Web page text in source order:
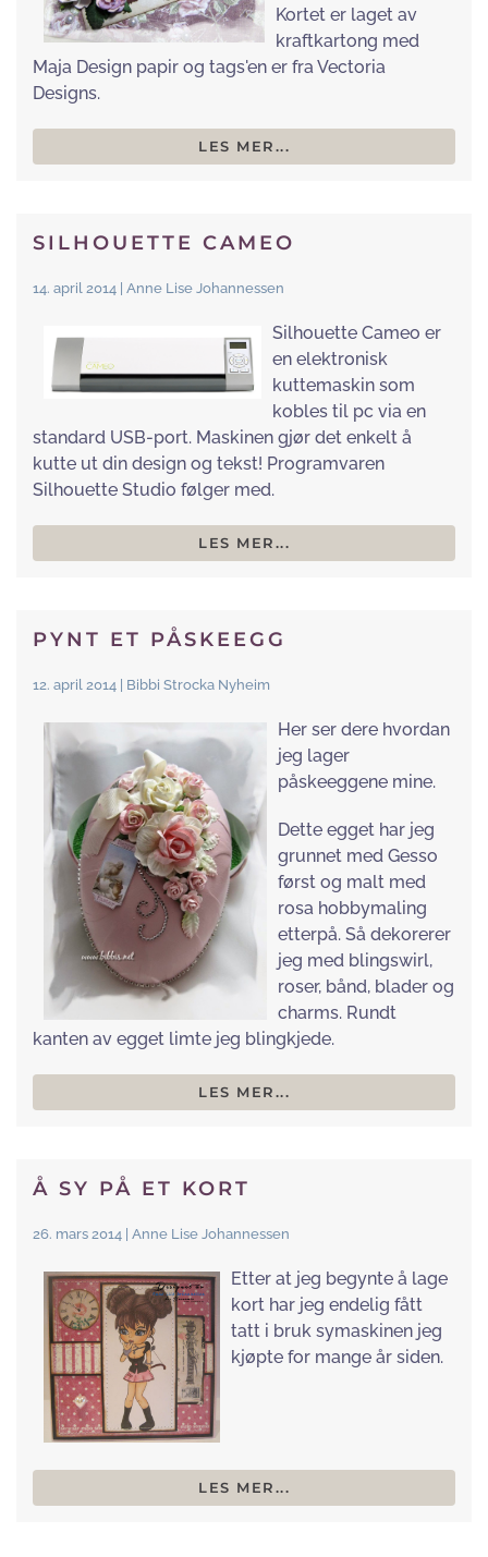
Kortet er laget av
kraftkartong med
Maja Design papir og tags'en er fra Vectoria
Designs.
LES MER...
SILHOUETTE CAMEO
14. april 2014 | Anne Lise Johannessen
Silhouette Cameo er
en elektronisk
kuttemaskin som
kobles til pc via en
standard USB-port. Maskinen gjør det enkelt å
kutte ut din design og tekst! Programvaren
Silhouette Studio følger med.
LES MER...
PYNT ET PÅSKEEGG
12. april 2014 | Bibbi Strocka Nyheim
Her ser dere hvordan
jeg lager
påskeeggene mine.
Dette egget har jeg
grunnet med Gesso
først og malt med
rosa hobbymaling
etterpå. Så dekorerer
jeg med blingswirl,
roser, bånd, blader og
charms. Rundt
kanten av egget limte jeg blingkjede.
LES MER...
Å SY PÅ ET KORT
26. mars 2014 | Anne Lise Johannessen
Etter at jeg begynte å lage
kort har jeg endelig fått
tatt i bruk symaskinen jeg
kjøpte for mange år siden.
LES MER...